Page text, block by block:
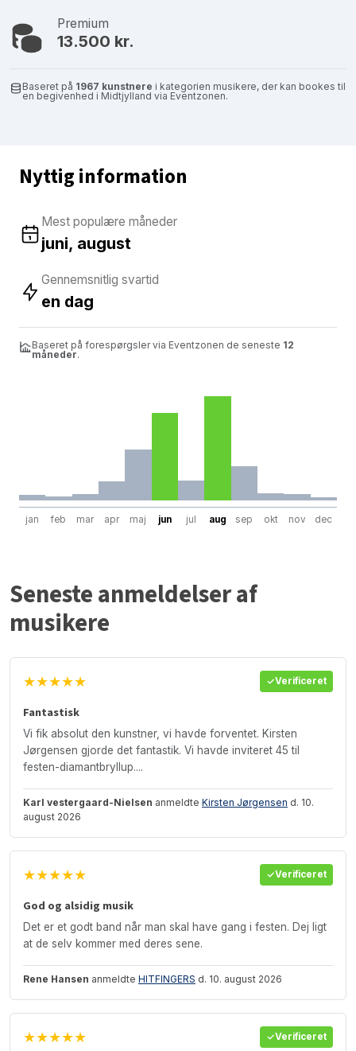
Premium
13.500 kr.
Baseret på 1967 kunstnere i kategorien musikere, der kan bookes til
en begivenhed i Midtjylland via Eventzonen.
Nyttig information
Mest populære måneder
juni, august
Gennemsnitlig svartid
en dag
Baseret på forespørgsler via Eventzonen de seneste 12
måneder.
jan feb mar apr maj jun jul aug sep okt nov dec
Seneste anmeldelser af
musikere
★★★★★ Verificeret
Fantastisk
Vi fik absolut den kunstner, vi havde forventet. Kirsten
Jørgensen gjorde det fantastik. Vi havde inviteret 45 til
festen-diamantbryllup....
Karl vestergaard-Nielsen anmeldte Kirsten Jørgensen d. 10.
august 2026
★★★★★ Verificeret
God og alsidig musik
Det er et godt band når man skal have gang i festen. Dej ligt
at de selv kommer med deres sene.
Rene Hansen anmeldte HITFINGERS d. 10. august 2026
★★★★★ Verificeret